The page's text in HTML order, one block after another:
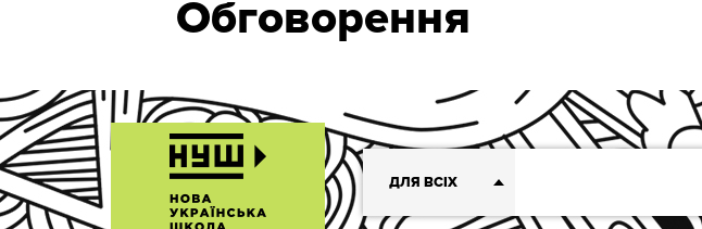
Обговорення
ДЛЯ ВСІХ